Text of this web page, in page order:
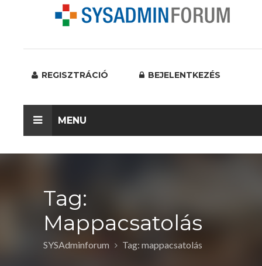
REGISZTRÁCIÓ BEJELENTKEZÉS
MENU
Tag:
Mappacsatolás
SYSAdminforum Tag: mappacsatolás